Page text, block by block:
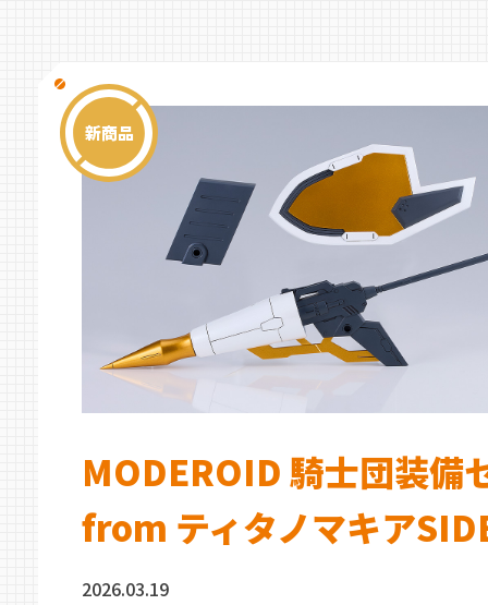
新商品
MODEROID 騎士団装備
from ティタノマキア
2026.03.19